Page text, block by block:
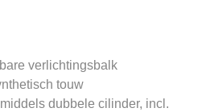
verlichtingsbalk
touw
dubbele cilinder, incl.